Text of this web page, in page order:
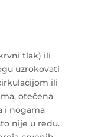
tlak) ili
uzrokovati
ili
otečena
i nogama
nije u redu.